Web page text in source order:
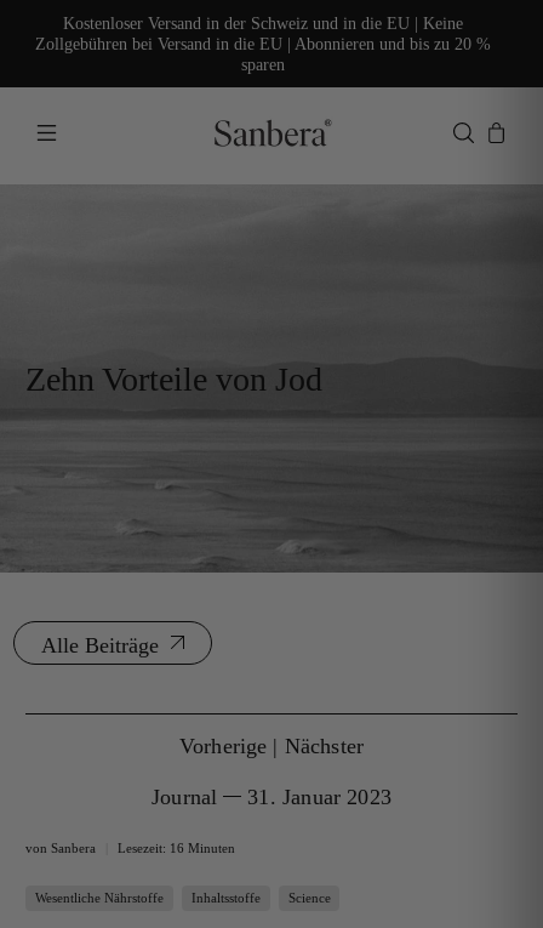
Kostenloser Versand in der Schweiz und in die EU | Keine
Zollgebühren bei Versand in die EU | Abonnieren und bis zu 20 %
sparen
Zehn Vorteile von Jod
Alle Beiträge
Journal 31. Januar 2023
Vorherige | Nächster
von Sanbera Lesezeit: 16 Minuten
Wesentliche Nährstoffe Inhaltsstoffe Science